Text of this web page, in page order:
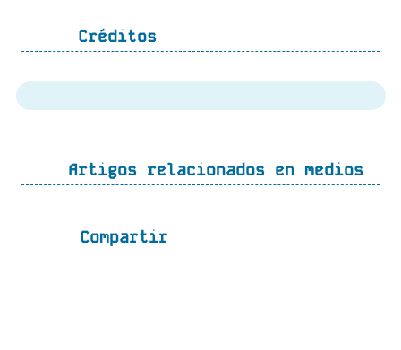
Créditos
Artigos relacionados en medios
Compartir